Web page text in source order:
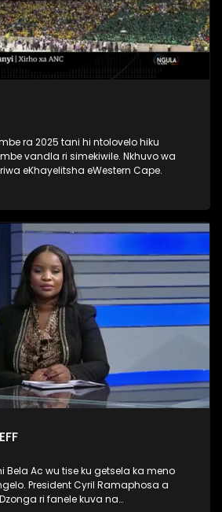
ra 2025 tani hi ntolovelo hiku
vandla ri simekiwile. Nkhuvo wa
eKhayelitsha eWestern Cape.
Bela Ac wu tise ku getsela ka meno
President Cyril Ramaphosa a
ri fanele kuva na